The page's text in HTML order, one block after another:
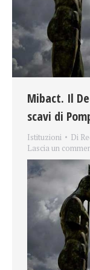
Mibact. Il
scavi di
Istituzioni Di
Lascia un